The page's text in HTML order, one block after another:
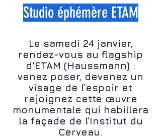
Studio éphémère ETAM
Le samedi 24 janvier,
rendez-vous au flagship
d'ETAM (Haussmann) :
venez poser, devenez un
visage de l’espoir et
rejoignez cette œuvre
monumentale qui habillera
la façade de l’Institut du
Cerveau.